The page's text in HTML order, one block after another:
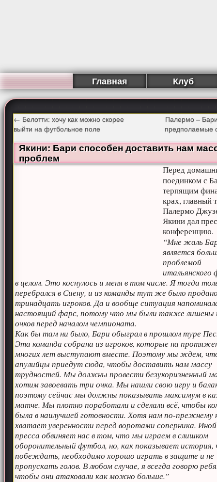
Главная Клуб
← Белотти: хочу как можно скорее
выйти на футбольное поле
Палермо –
предполаемые
Якини: Бари способен доставить нам
проблем
Перед
поединком с
терпящим
крах, главный
Палермо
Якини дал
конференцию.
“Мне жаль
является
проблемой
итальянского
в целом. Это коснулось и меня в том числе. Я тогда
перебрался в Сиену, и из команды тут же было
тринадцать игроков. Да и вообще ситуация
настоящий фарс, потому что мы были также лишены
очков перед началом чемпионата.
Как бы там ни было, Бари обыграл в прошлом туре
Эта команда собрана из игроков, которые на
многих лет выступают вместе. Поэтому мы ждем,
апулийцы приедут сюда, чтобы доставить нам массу
трудностей. Мы должны провести безукоризненный
хотим завоевать три очка. Мы нашли свою игру и
поэтому сейчас мы должны показывать максимум в
матче. Мы плотно поработали и сделали всё, чтобы
была в наилучшей готовности. Хотя нам по-прежнему
хватает уверенности перед воротами соперника.
пресса обвиняет нас в том, что мы играем в слишком
оборонительный футбол, но, как показывает
побеждать, необходимо хорошо играть в защите и не
пропускать голов. В любом случае, я всегда говорю
чтобы они атаковали как можно больше.”